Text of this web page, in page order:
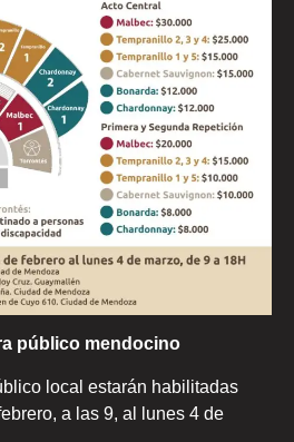
público mendocino
local estarán habilitadas
a las 9, al lunes 4 de